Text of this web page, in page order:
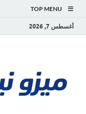
TOP MENU
أغسطس 7, 2026